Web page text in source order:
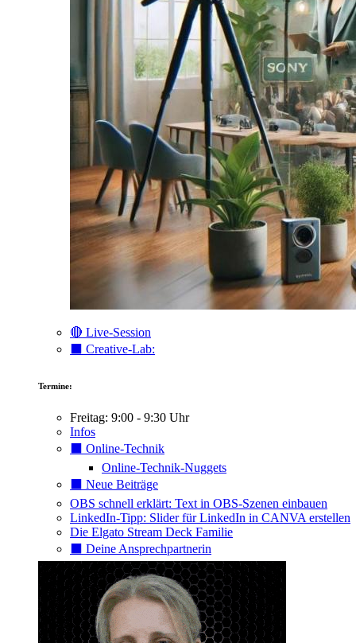
🔴 Live-Session
⬛️ Creative-Lab:
Termine:
Freitag: 9:00 - 9:30 Uhr
Infos
⬛️ Online-Technik
Online-Technik-Nuggets
⬛️ Neue Beiträge
OBS schnell erklärt: Text in OBS-Szenen einbauen
LinkedIn-Tipp: Slider für LinkedIn in CANVA erstellen
Die Elgato Stream Deck Familie
⬛️ Deine Ansprechpartnerin